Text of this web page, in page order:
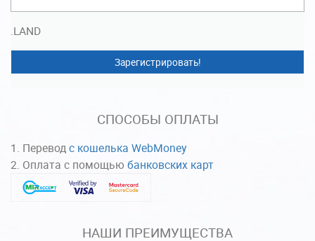
.LAND
Зарегистрировать!
СПОСОБЫ ОПЛАТЫ
Переводс кошелька WebMoney
Оплата с помощью банковских карт
НАШИ ПРЕИМУЩЕСТВА